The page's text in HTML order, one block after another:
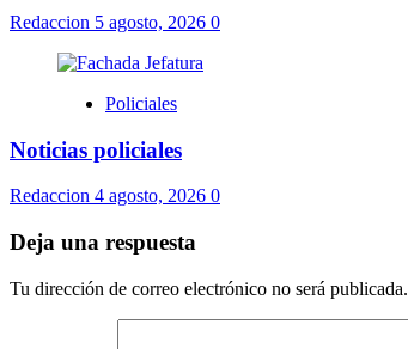
Redaccion 5 agosto, 2026 0
Policiales
Noticias policiales
Redaccion 4 agosto, 2026 0
Deja una respuesta
Tu dirección de correo electrónico no será publicada.